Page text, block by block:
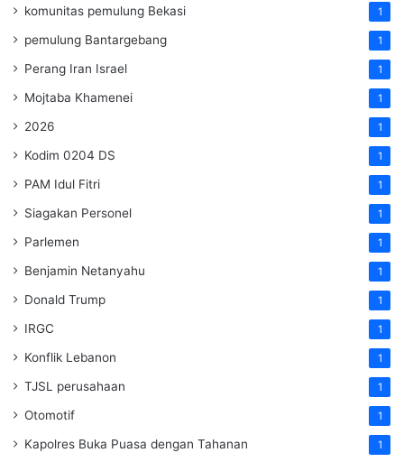
komunitas pemulung Bekasi 1
pemulung Bantargebang 1
Perang Iran Israel 1
Mojtaba Khamenei 1
2026 1
Kodim 0204 DS 1
PAM Idul Fitri 1
Siagakan Personel 1
Parlemen 1
Benjamin Netanyahu 1
Donald Trump 1
IRGC 1
Konflik Lebanon 1
TJSL perusahaan 1
Otomotif 1
Kapolres Buka Puasa dengan Tahanan 1